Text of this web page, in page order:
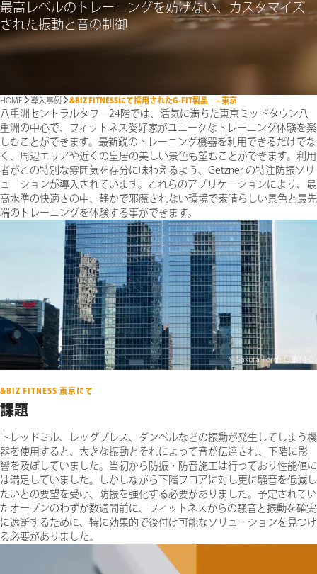
最高レベルのトレーニングを妨げない、カスタマイズ
された振動と音の制御
HOME 導入事例 &BIZ FITNESSにて採用されたG-FIT製品 – 東京
八重洲セントラルタワー24階では、活気に満ちた東京ミッドタウン八
重洲の中心で、フィットネス愛好家がユニークなトレーニング体験を楽
しむことができます。最新鋭のトレーニング機器を利用できるだけでな
く、周辺エリアや近くの皇居の美しい景色も望むことができます。利用
者がこの特別な雰囲気を存分に味わえるよう、Getzner の特注防振ソリ
ューションが導入されています。これらのアプリケーションにより、最
高水準の快適さの中、静かで邪魔されない環境で素晴らしい景色と最先
端のトレーニングを体験する事ができます。
&BIZ FITNESS 東京にて
課題
トレッドミル、レッグプレス、ダンベルなどの振動が発生してしまう機
器を使用すると、大きな振動とそれによって音が伝達され、下階に影
響を及ぼしていました。当初から防振・防音施工は行っており性能値に
は満足していました。しかしながら下階フロアに対し更に騒音を低減し
たいとの要望を受け、防振を強化する必要がありました。予定されてい
たオープンのわずか数週間前に、フィットネスからの騒音と振動を確実
に遮断するために、特に効果的で後付け可能なソリューションを見つけ
る必要がありました。
© Sakura Torch CCBY4-0